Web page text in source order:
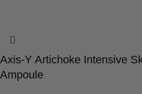
Axis-Y Artichoke Intensive
Ampoule